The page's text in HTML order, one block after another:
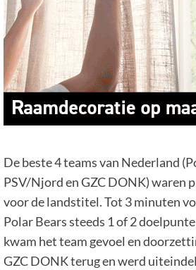
De beste 4 teams van Nederland
PSV/Njord en GZC DONK) waren
voor de landstitel. Tot 3 minuten
Polar Bears steeds 1 of 2
kwam het team gevoel en
GZC DONK terug en werd